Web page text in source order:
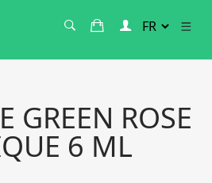
GREEN ROSE
6 ML